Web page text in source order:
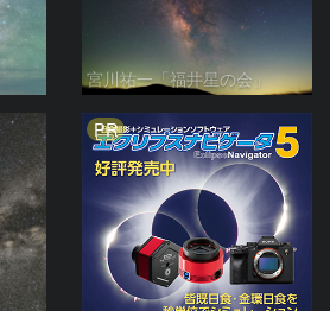
宮川祐一「福井星の会」
PR